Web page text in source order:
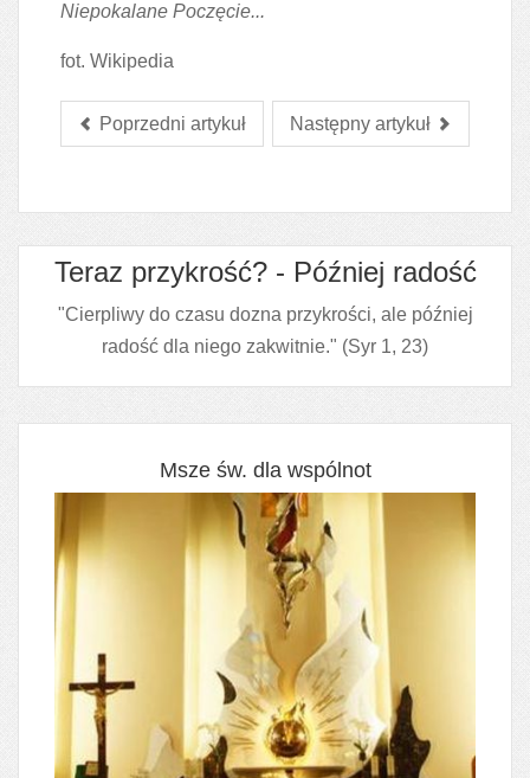
Niepokalane Poczęcie...
fot. Wikipedia
Poprzedni artykuł Następny artykuł
Teraz przykrość? - Później radość
"Cierpliwy do czasu dozna przykrości, ale później
radość dla niego zakwitnie." (Syr 1, 23)
Msze św. dla wspólnot